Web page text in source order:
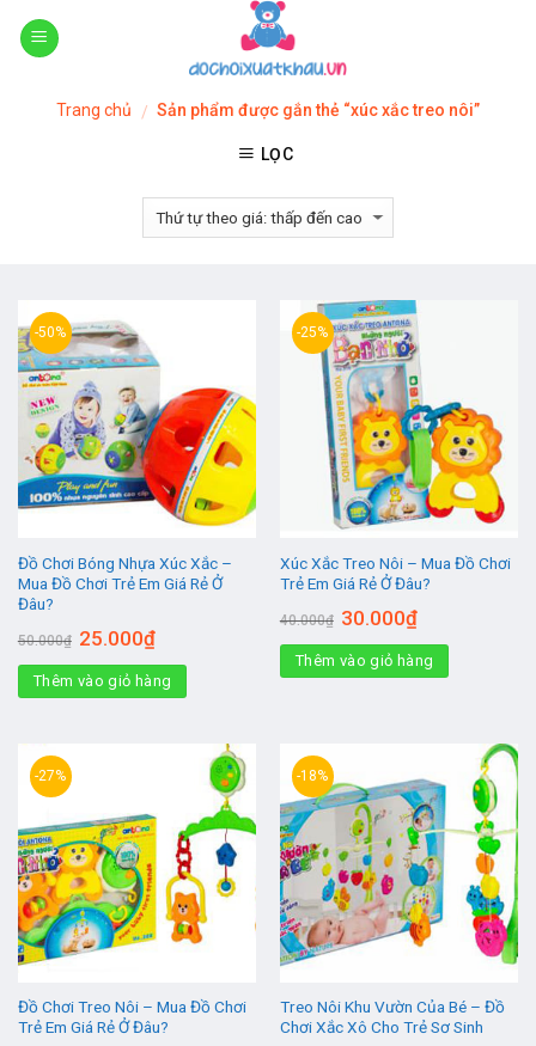
Skip
Trang chủ / Sản phẩm được gắn thẻ “xúc xắc treo nôi”
LỌC
-50%
Đồ Chơi Bóng Nhựa Xúc Xắc –
Mua Đồ Chơi Trẻ Em Giá Rẻ Ở
Đâu?
50.000₫ Giá
gốc
là:
50.000₫.
25.000₫Giá
tại
là:
25.000₫.
Thêm vào giỏ hàng
-25%
Xúc Xắc Treo Nôi – Mua Đồ Chơi
Trẻ Em Giá Rẻ Ở Đâu?
40.000₫ Giá
gốc
là:
40.000₫.
30.000₫Giá
tại
là:
30.000₫.
Thêm vào giỏ hàng
-27%
Đồ Chơi Treo Nôi – Mua Đồ Chơi
Trẻ Em Giá Rẻ Ở Đâu?
-18%
Treo Nôi Khu Vườn Của Bé – Đồ
Chơi Xắc Xô Cho Trẻ Sơ Sinh